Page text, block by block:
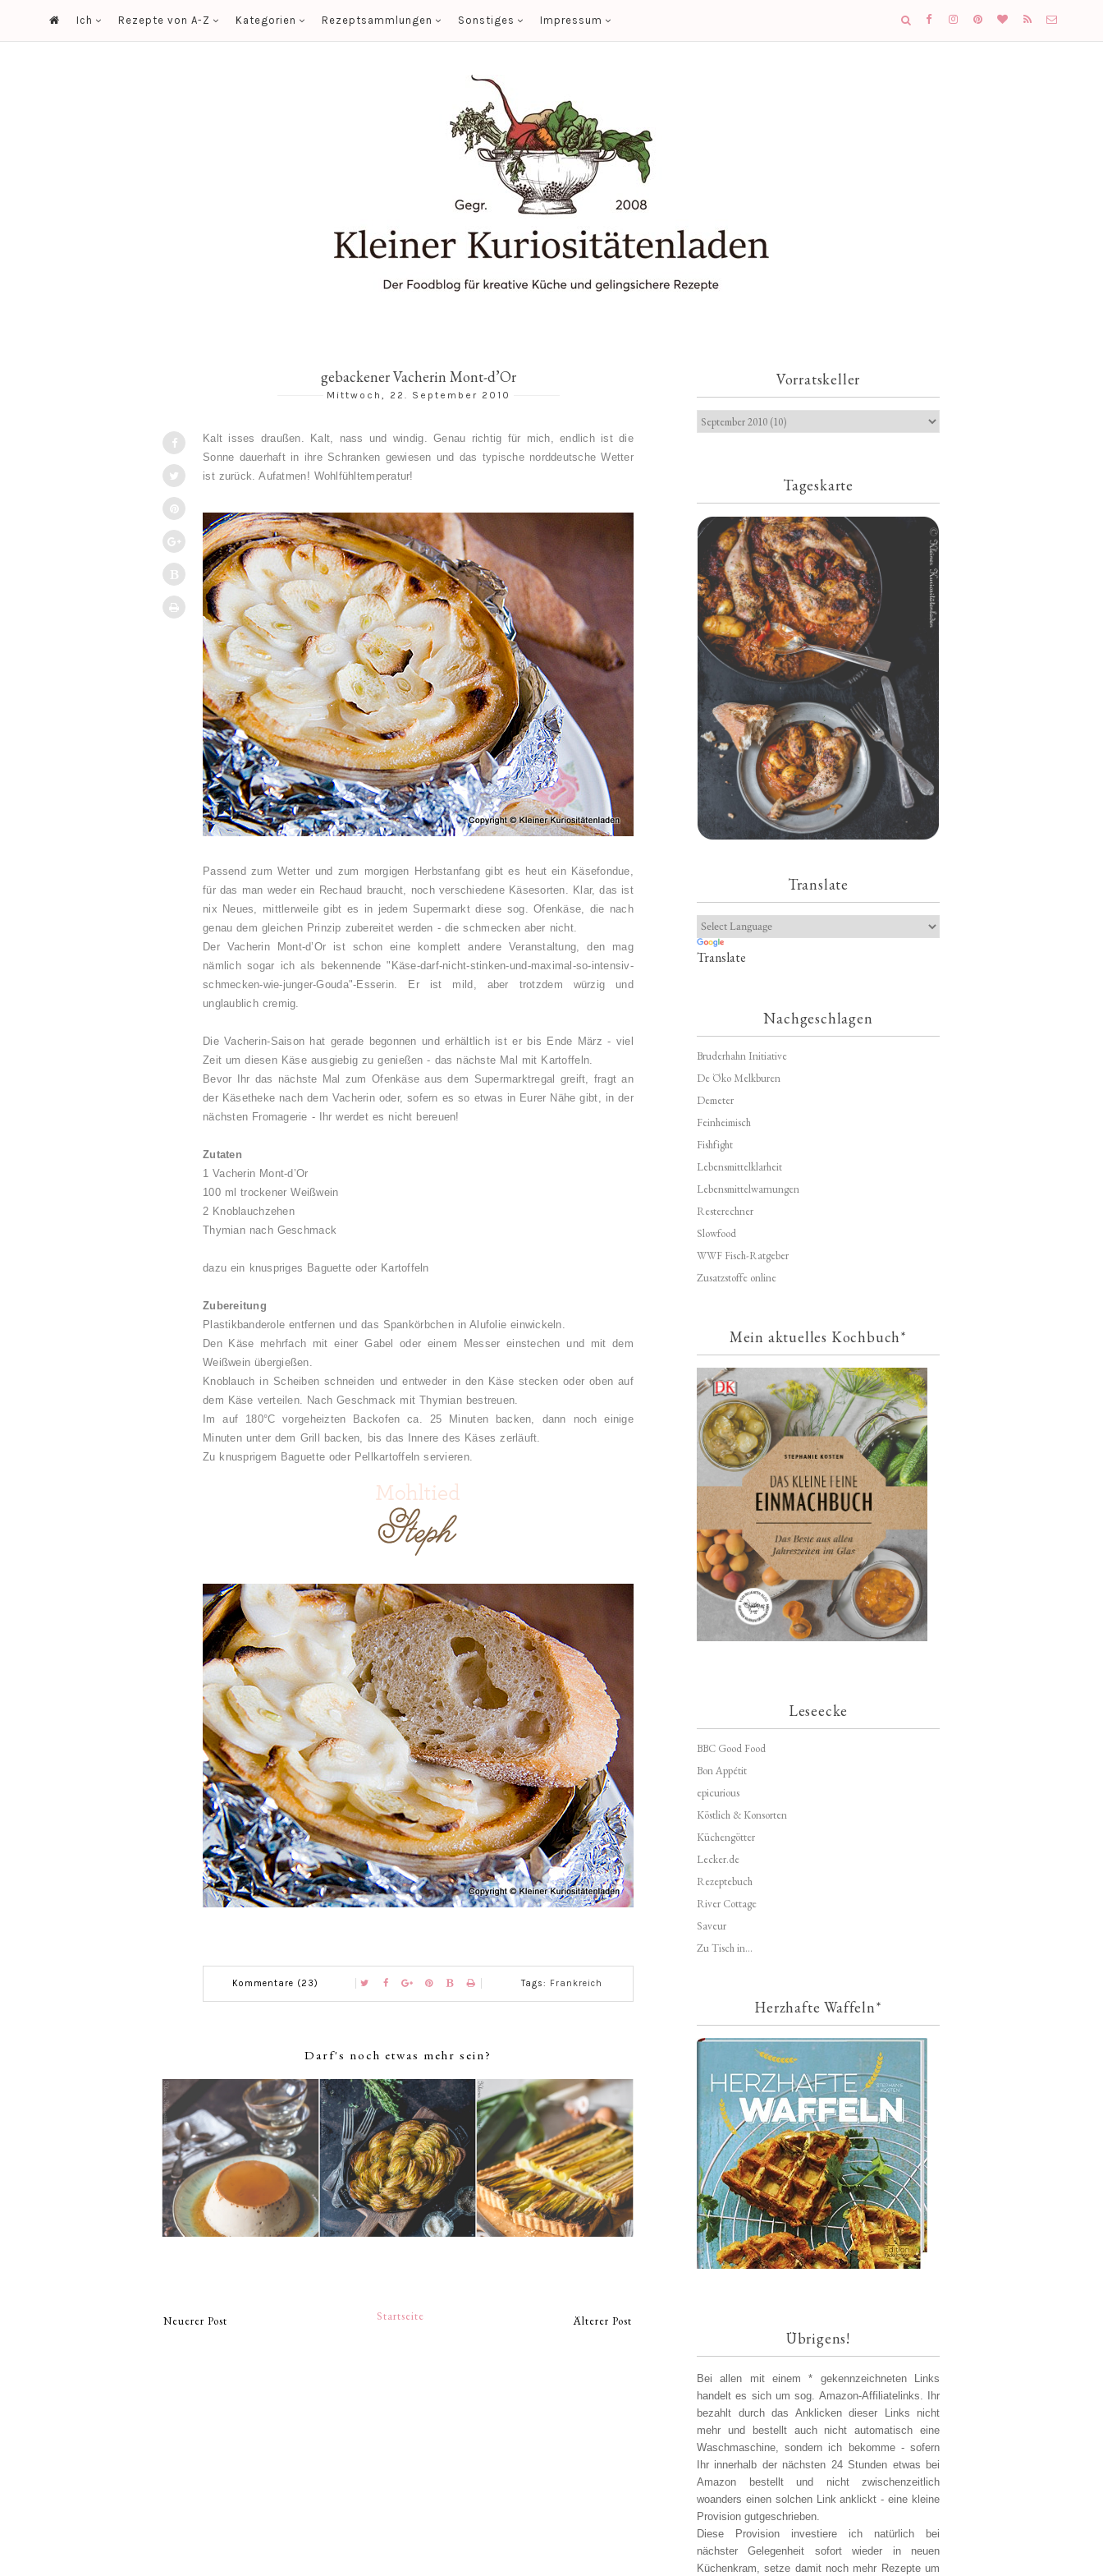
Ich Rezepte von A-Z Kategorien Rezeptsammlungen Sonstiges Impressum
gebackener Vacherin Mont-d’Or
Mittwoch, 22. September 2010
Kalt isses draußen. Kalt, nass und windig. Genau richtig für mich, endlich ist die
Sonne dauerhaft in ihre Schranken gewiesen und das typische norddeutsche Wetter
ist zurück. Aufatmen! Wohlfühltemperatur!
Passend zum Wetter und zum morgigen Herbstanfang gibt es heut ein Käsefondue,
für das man weder ein Rechaud braucht, noch verschiedene Käsesorten. Klar, das ist
nix Neues, mittlerweile gibt es in jedem Supermarkt diese sog. Ofenkäse, die nach
genau dem gleichen Prinzip zubereitet werden - die schmecken aber nicht.
Der Vacherin Mont-d’Or ist schon eine komplett andere Veranstaltung, den mag
nämlich sogar ich als bekennende "Käse-darf-nicht-stinken-und-maximal-so-intensiv-
schmecken-wie-junger-Gouda"-Esserin. Er ist mild, aber trotzdem würzig und
unglaublich cremig.
Die Vacherin-Saison hat gerade begonnen und erhältlich ist er bis Ende März - viel
Zeit um diesen Käse ausgiebig zu genießen - das nächste Mal mit Kartoffeln.
Bevor Ihr das nächste Mal zum Ofenkäse aus dem Supermarktregal greift, fragt an
der Käsetheke nach dem Vacherin oder, sofern es so etwas in Eurer Nähe gibt, in der
nächsten Fromagerie - Ihr werdet es nicht bereuen!
Zutaten
1 Vacherin Mont-d’Or
100 ml trockener Weißwein
2 Knoblauchzehen
Thymian nach Geschmack
dazu ein knuspriges Baguette oder Kartoffeln
Zubereitung
Plastikbanderole entfernen und das Spankörbchen in Alufolie einwickeln.
Den Käse mehrfach mit einer Gabel oder einem Messer einstechen und mit dem
Weißwein übergießen.
Knoblauch in Scheiben schneiden und entweder in den Käse stecken oder oben auf
dem Käse verteilen. Nach Geschmack mit Thymian bestreuen.
Im auf 180°C vorgeheizten Backofen ca. 25 Minuten backen, dann noch einige
Minuten unter dem Grill backen, bis das Innere des Käses zerläuft.
Zu knusprigem Baguette oder Pellkartoffeln servieren.
Kommentare (23) Tags: Frankreich
Darf's noch etwas mehr sein?
Neuerer Post Älterer Post
Startseite
Vorratskeller
Tageskarte
Geschmorte Hähnchenschenkel auf
Paprikakraut und kleinen Kartoffeln
Translate
Translate
Nachgeschlagen
Bruderhahn Initiative
De Öko Melkburen
Demeter
Feinheimisch
Fishfight
Lebensmittelklarheit
Lebensmittelwarnungen
Resterechner
Slowfood
WWF Fisch-Ratgeber
Zusatzstoffe online
Mein aktuelles Kochbuch*
Leseecke
BBC Good Food
Bon Appétit
epicurious
Köstlich & Konsorten
Küchengötter
Lecker.de
Rezeptebuch
River Cottage
Saveur
Zu Tisch in...
Herzhafte Waffeln*
Übrigens!
Bei allen mit einem * gekennzeichneten Links
handelt es sich um sog. Amazon-Affiliatelinks. Ihr
bezahlt durch das Anklicken dieser Links nicht
mehr und bestellt auch nicht automatisch eine
Waschmaschine, sondern ich bekomme - sofern
Ihr innerhalb der nächsten 24 Stunden etwas bei
Amazon bestellt und nicht zwischenzeitlich
woanders einen solchen Link anklickt - eine kleine
Provision gutgeschrieben.
Diese Provision investiere ich natürlich bei
nächster Gelegenheit sofort wieder in neuen
Küchenkram, setze damit noch mehr Rezepte um